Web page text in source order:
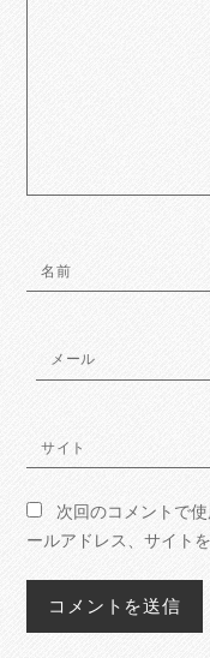
名前
メール
サイト
次回のコメントで
ールアドレス、サイトを